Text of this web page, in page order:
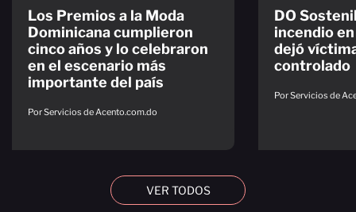
Los Premios a la Moda
Dominicana cumplieron
cinco años y lo celebraron
en el escenario más
importante del país
Por Servicios de Acento.com.do
DO
incendio
dejó
controlado
Por Servicios de
VER TODOS